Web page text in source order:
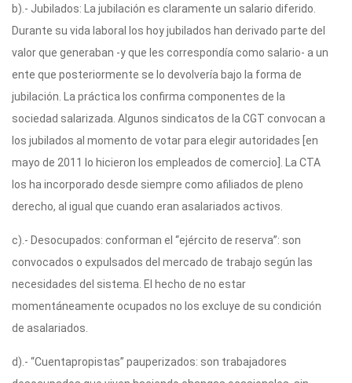
b).- Jubilados: La jubilación es claramente un salario diferido.
Durante su vida laboral los hoy jubilados han derivado parte del
valor que generaban -y que les correspondía como salario- a un
ente que posteriormente se lo devolvería bajo la forma de
jubilación. La práctica los confirma componentes de la
sociedad salarizada. Algunos sindicatos de la CGT convocan a
los jubilados al momento de votar para elegir autoridades [en
mayo de 2011 lo hicieron los empleados de comercio]. La CTA
los ha incorporado desde siempre como afiliados de pleno
derecho, al igual que cuando eran asalariados activos.
c).- Desocupados: conforman el “ejército de reserva”: son
convocados o expulsados del mercado de trabajo según las
necesidades del sistema. El hecho de no estar
momentáneamente ocupados no los excluye de su condición
de asalariados.
d).- “Cuentapropistas” pauperizados: son trabajadores